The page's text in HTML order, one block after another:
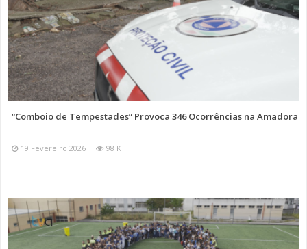
“Comboio de Tempestades” Provoca 346 Ocorrências na Amadora
19 Fevereiro 2026 98 K